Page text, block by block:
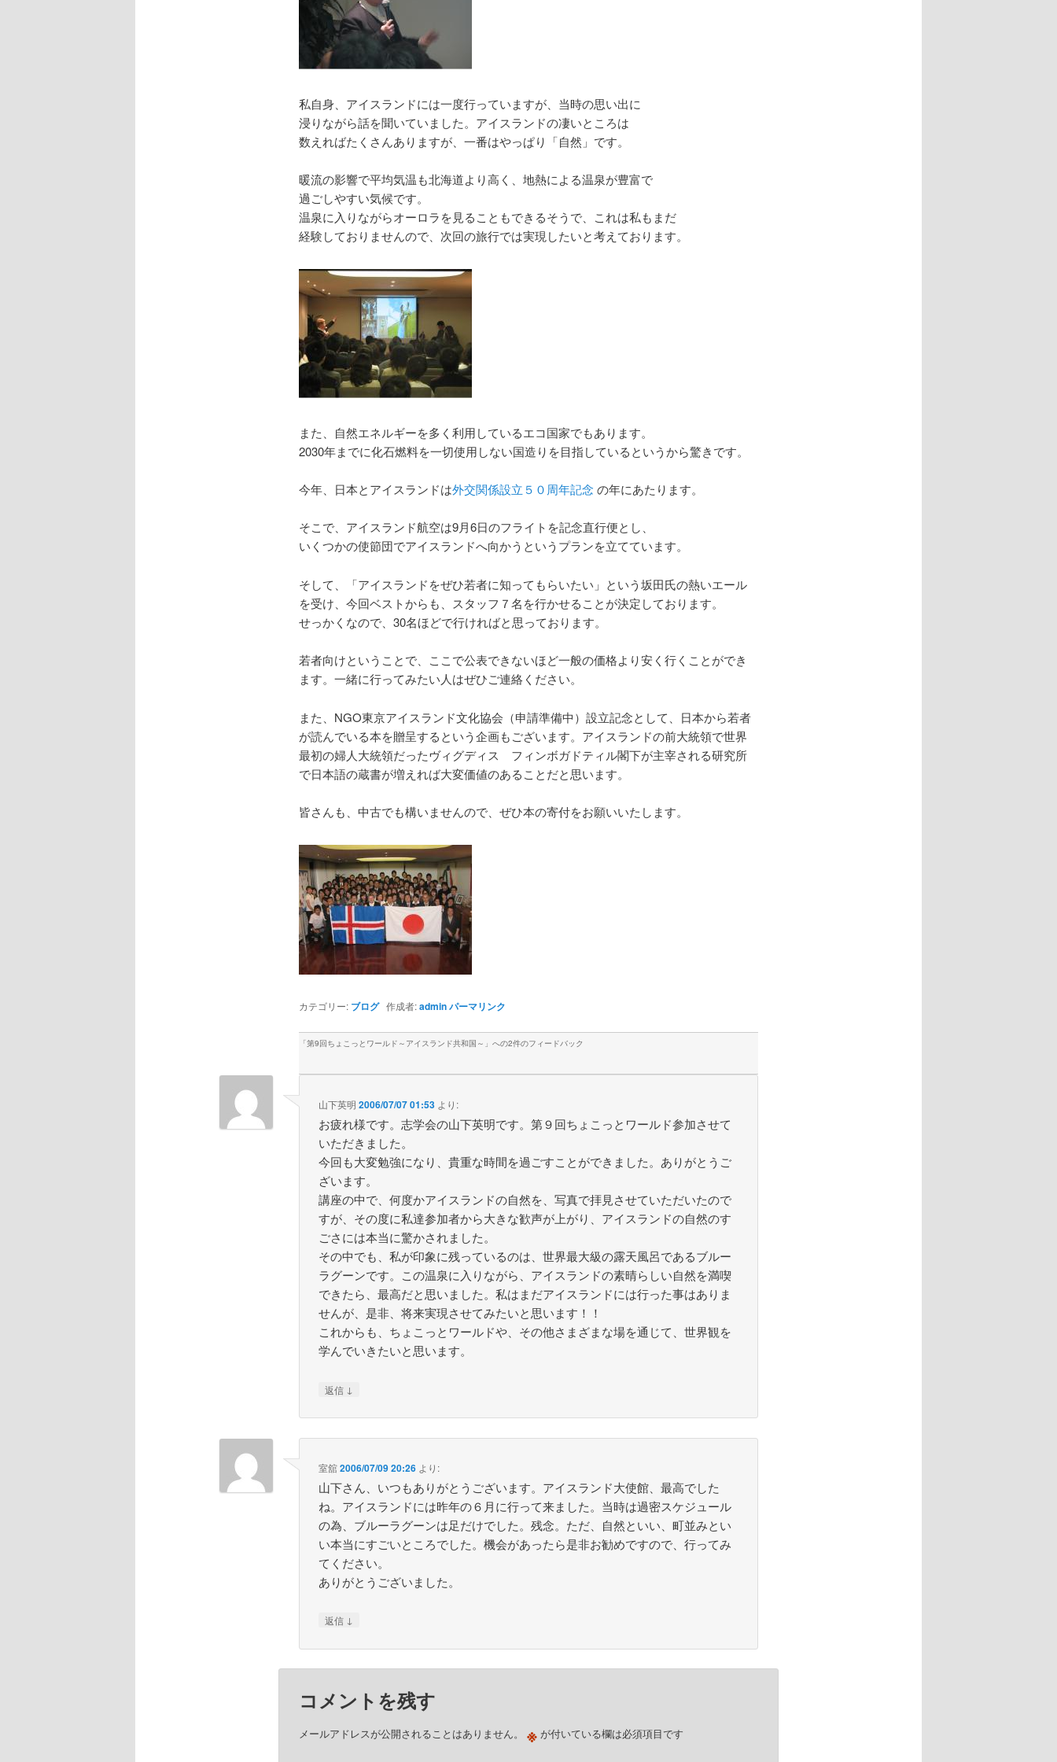
私自身、アイスランドには一度行っていますが、当時の思い出に
浸りながら話を聞いていました。アイスランドの凄いところは
数えればたくさんありますが、一番はやっぱり「自然」です。
暖流の影響で平均気温も北海道より高く、地熱による温泉が豊富で
過ごしやすい気候です。
温泉に入りながらオーロラを見ることもできるそうで、これは私もまだ
経験しておりませんので、次回の旅行では実現したいと考えております。
また、自然エネルギーを多く利用しているエコ国家でもあります。
2030年までに化石燃料を一切使用しない国造りを目指しているというから驚きです。
今年、日本とアイスランドは外交関係設立５０周年記念 の年にあたります。
そこで、アイスランド航空は9月6日のフライトを記念直行便とし、
いくつかの使節団でアイスランドへ向かうというプランを立てています。
そして、「アイスランドをぜひ若者に知ってもらいたい」という坂田氏の熱いエール
を受け、今回ベストからも、スタッフ７名を行かせることが決定しております。
せっかくなので、30名ほどで行ければと思っております。
若者向けということで、ここで公表できないほど一般の価格より安く行くことができ
ます。一緒に行ってみたい人はぜひご連絡ください。
また、NGO東京アイスランド文化協会（申請準備中）設立記念として、日本から若者
が読んでいる本を贈呈するという企画もございます。アイスランドの前大統領で世界
最初の婦人大統領だったヴィグディス フィンボガドティル閣下が主宰される研究所
で日本語の蔵書が増えれば大変価値のあることだと思います。
皆さんも、中古でも構いませんので、ぜひ本の寄付をお願いいたします。
カテゴリー: ブログ作成者:adminパーマリンク
「第9回ちょこっとワールド～アイスランド共和国～ 」への2件のフィードバック
山下英明 2006/07/07 01:53 より:
お疲れ様です。志学会の山下英明です。第９回ちょこっとワールド参加させて
いただきました。
今回も大変勉強になり、貴重な時間を過ごすことができました。ありがとうご
ざいます。
講座の中で、何度かアイスランドの自然を、写真で拝見させていただいたので
すが、その度に私達参加者から大きな歓声が上がり、アイスランドの自然のす
ごさには本当に驚かされました。
その中でも、私が印象に残っているのは、世界最大級の露天風呂であるブルー
ラグーンです。この温泉に入りながら、アイスランドの素晴らしい自然を満喫
できたら、最高だと思いました。私はまだアイスランドには行った事はありま
せんが、是非、将来実現させてみたいと思います！！
これからも、ちょこっとワールドや、その他さまざまな場を通じて、世界観を
学んでいきたいと思います。
返信 ↓
室舘2006/07/09 20:26 より:
山下さん、いつもありがとうございます。アイスランド大使館、最高でした
ね。アイスランドには昨年の６月に行って来ました。当時は過密スケジュール
の為、ブルーラグーンは足だけでした。残念。ただ、自然といい、町並みとい
い本当にすごいところでした。機会があったら是非お勧めですので、行ってみ
てください。
ありがとうございました。
返信 ↓
コメントを残す
メールアドレスが公開されることはありません。 ※が付いている欄は必須項目です